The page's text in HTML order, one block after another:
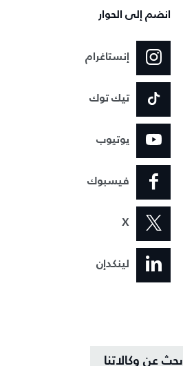
انضم إلى الحوار
إنستاغرام
تيك توك
يوتيوب
فيسبوك
X
لينكدإن
ابحث عن وكالاتنا